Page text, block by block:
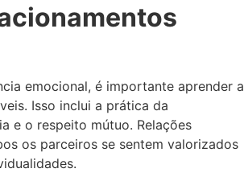
emocional, é importante aprender a
Isso inclui a prática da
e o respeito mútuo. Relações
os parceiros se sentem valorizados